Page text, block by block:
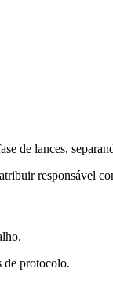
de lances,
responsável
de protocolo.